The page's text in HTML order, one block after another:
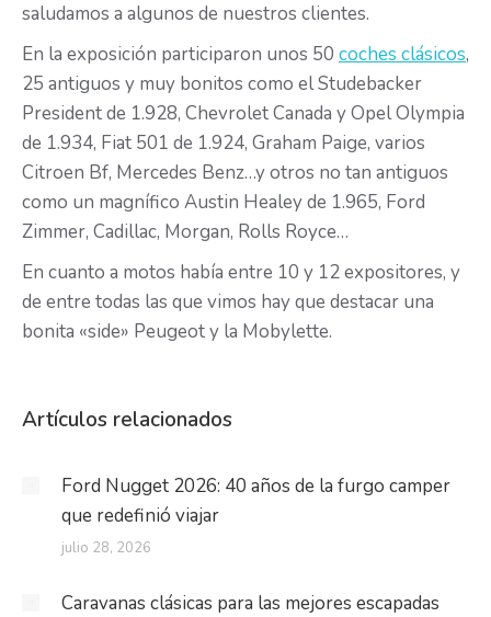
saludamos a algunos de nuestros clientes.
En la exposición participaron unos 50 coches clásicos,
25 antiguos y muy bonitos como el Studebacker
President de 1.928, Chevrolet Canada y Opel Olympia
de 1.934, Fiat 501 de 1.924, Graham Paige, varios
Citroen Bf, Mercedes Benz…y otros no tan antiguos
como un magnífico Austin Healey de 1.965, Ford
Zimmer, Cadillac, Morgan, Rolls Royce…
En cuanto a motos había entre 10 y 12 expositores, y
de entre todas las que vimos hay que destacar una
bonita «side» Peugeot y la Mobylette.
Artículos relacionados
Ford Nugget 2026: 40 años de la furgo camper
que redefinió viajar
julio 28, 2026
Caravanas clásicas para las mejores escapadas